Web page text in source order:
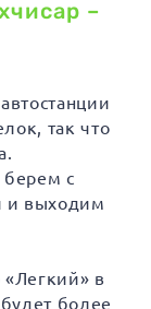
–
так что
берем с
и выходим
«Легкий» в
более